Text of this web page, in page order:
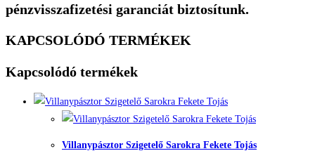
pénzvisszafizetési garanciát biztosítunk.
KAPCSOLÓDÓ TERMÉKEK
Kapcsolódó termékek
Villanypásztor Szigetelő Sarokra Fekete Tojás